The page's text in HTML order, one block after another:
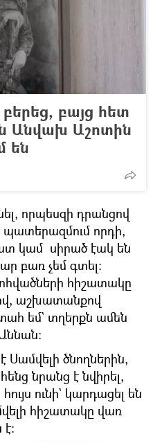
բայց հետ
Անվախ Աշոտին
են
որպեսզի դրանցով
որդի,
կամ սիրած էակ են
բառ չեմ գտել։
հիշատակը
աշխատանքով
եմ` տղերքն ամեն
Սամվելի ծնողներին,
նրանց է նվիրել,
ունի` կարդացել են
հիշատակը վառ